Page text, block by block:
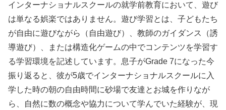
インターナショナルスクールの就学前教育において、遊び
は単なる娯楽ではありません。遊び学習とは、子どもたち
が自由に遊びながら（自由遊び）、教師のガイダンス（誘
導遊び）、または構造化ゲームの中でコンテンツを学習す
る学習環境を記述しています。息子がGrade 7になった今
振り返ると、彼が5歳でインターナショナルスクールに入
学した時の朝の自由時間に砂場で友達とお城を作りなが
ら、自然に数の概念や協力について学んでいた経験が、現